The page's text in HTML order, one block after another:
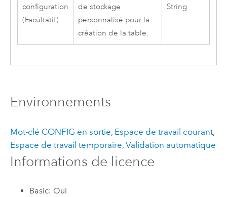
configuration
(Facultatif)
de stockage
personnalisé pour la
création de la table.
String
Environnements
Mot-clé CONFIG en sortie, Espace de travail courant,
Espace de travail temporaire, Validation automatique
Informations de licence
Basic: Oui